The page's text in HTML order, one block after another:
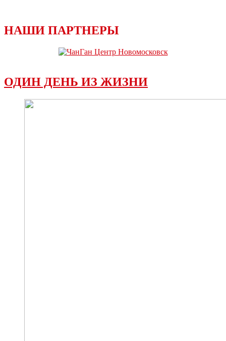
НАШИ ПАРТНЕРЫ
ОДИН ДЕНЬ ИЗ ЖИЗНИ